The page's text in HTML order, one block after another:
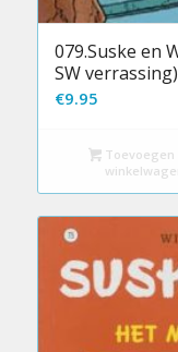
079.Suske en
SW verrassing)
€9.95
Toevoegen